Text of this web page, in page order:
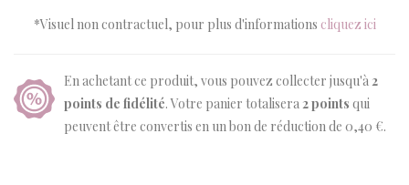
*Visuel non contractuel, pour plus d'informations cliquez ici
En achetant ce produit, vous pouvez collecter jusqu'à2
points de fidélité. Votre panier totalisera2points qui
peuvent être convertis en un bon de réduction de 0,40 €.